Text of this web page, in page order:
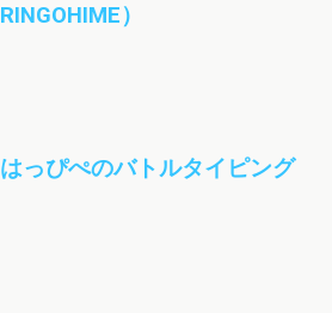
RINGOHIME）
はっぴぺのバトルタイピング